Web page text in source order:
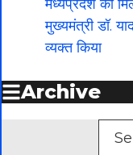
मध्यप्रदेश को
मुख्यमंत्री डॉ.
व्यक्त किया
Archive